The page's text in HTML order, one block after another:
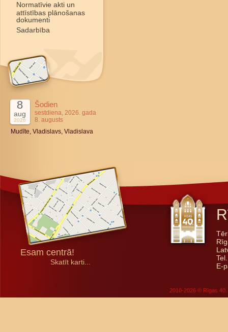
Normatīvie akti un
attīstības plānošanas
dokumenti
Sadarbība
8
aug
2026
Šodien
sestdiena, 2026. gada
8. augusts
Mudīte, Vladislavs, Vladislava
Esam centrā!
Skatīt karti...
E-
2010-2026 © Rīgas